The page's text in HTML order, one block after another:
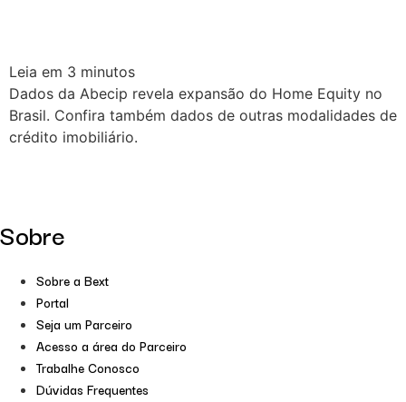
Leia em 3 minutos
Dados da Abecip revela expansão do Home Equity no
Brasil. Confira também dados de outras modalidades de
crédito imobiliário.
Sobre
Sobre a Bext
Portal
Seja um Parceiro
Acesso a área do Parceiro
Trabalhe Conosco
Dúvidas Frequentes